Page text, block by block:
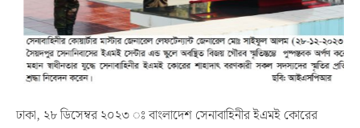
ঢাকা, ২৮ ডিসেম্বর ২০২৩ ঃ বাংলাদেশ সেনাবাহিনীর ইএমই কোরের